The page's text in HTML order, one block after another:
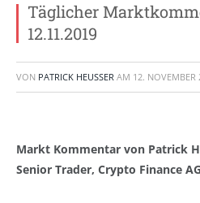
Täglicher
12.11.2019
VON PATRICK HEUSSER AM 12. NOVEMBER
Markt Kommentar von Patrick
Senior Trader, Crypto Finance AG